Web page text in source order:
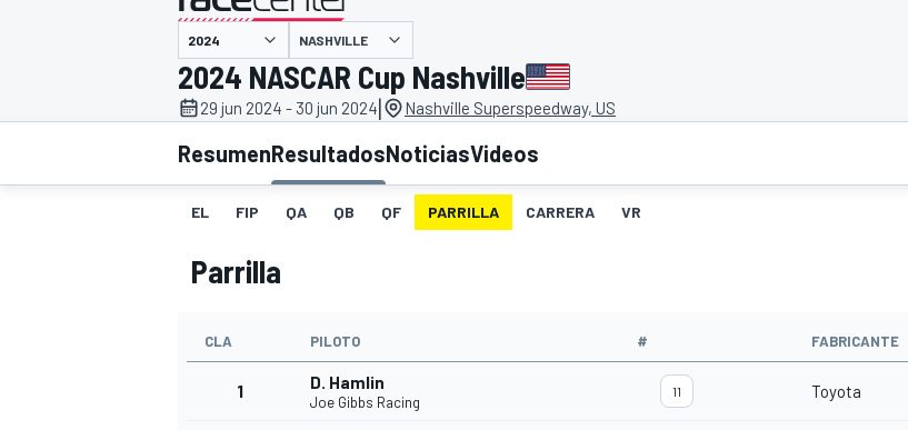
INDYCAR WRC
presentado por
NASHVILLE
2024 NASCAR Cup Nashville
29 jun 2024 - 30 jun 2024| Nashville Superspeedway, US
ResumenResultadosNoticiasVideos
EL FIP QA QB QF PARRILLA CARRERA VR
Parrilla
CLA PILOTO # FABRICANTE
1 D. Hamlin
Joe Gibbs Racing
11 Toyota